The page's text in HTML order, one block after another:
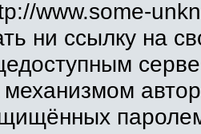
www.some-
ни ссылку на
механизмом